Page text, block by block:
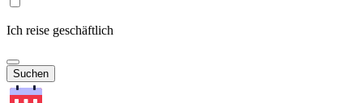
Ich reise geschäftlich
Suchen